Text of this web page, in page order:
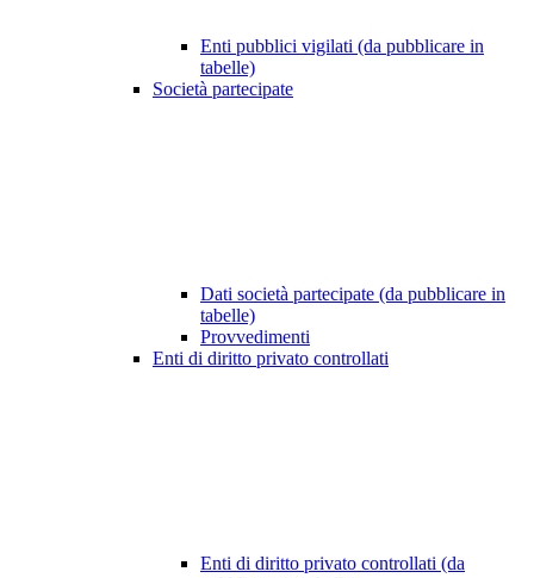
Enti pubblici vigilati (da pubblicare in
tabelle)
Società partecipate
Dati società partecipate (da pubblicare in
tabelle)
Provvedimenti
Enti di diritto privato controllati
Enti di diritto privato controllati (da